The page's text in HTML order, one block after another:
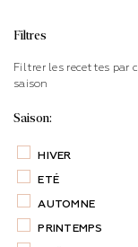
Filtres
Filtrer les recettes par
saison
Saison:
HIVER
ETÉ
AUTOMNE
PRINTEMPS